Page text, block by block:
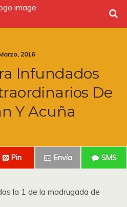
2016
Infundados
De
Y Acuña
Pin Envía SMS
la 1 de la madrugada de